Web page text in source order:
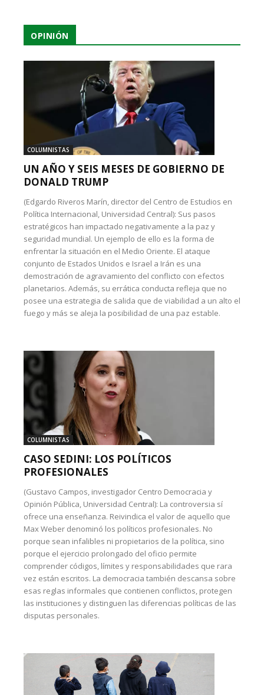
OPINIÓN
COLUMNISTAS
UN AÑO Y SEIS MESES DE GOBIERNO DE
DONALD TRUMP
(Edgardo Riveros Marín, director del Centro de Estudios en
Política Internacional, Universidad Central): Sus pasos
estratégicos han impactado negativamente a la paz y
seguridad mundial. Un ejemplo de ello es la forma de
enfrentar la situación en el Medio Oriente. El ataque
conjunto de Estados Unidos e Israel a Irán es una
demostración de agravamiento del conflicto con efectos
planetarios. Además, su errática conducta refleja que no
posee una estrategia de salida que de viabilidad a un alto el
fuego y más se aleja la posibilidad de una paz estable.
COLUMNISTAS
CASO SEDINI: LOS POLÍTICOS
PROFESIONALES
(Gustavo Campos, investigador Centro Democracia y
Opinión Pública, Universidad Central): La controversia sí
ofrece una enseñanza. Reivindica el valor de aquello que
Max Weber denominó los políticos profesionales. No
porque sean infalibles ni propietarios de la política, sino
porque el ejercicio prolongado del oficio permite
comprender códigos, límites y responsabilidades que rara
vez están escritos. La democracia también descansa sobre
esas reglas informales que contienen conflictos, protegen
las instituciones y distinguen las diferencias políticas de las
disputas personales.